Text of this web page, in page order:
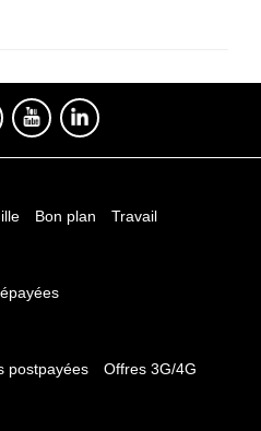
Bon plan Travail
postpayées
Offres 3G/4G